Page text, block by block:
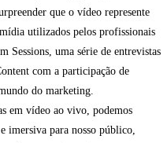
que o vídeo represente
utilizados pelos profissionais
Sessions, uma série de entrevistas
com a participação de
do marketing.
em vídeo ao vivo, podemos
imersiva para nosso público,